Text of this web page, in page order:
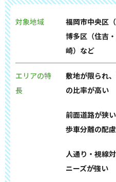
対象地域
福岡市中央区
博多区（住吉
崎）など
エリアの特
長
敷地が限られ
の比率が高い
前面道路が狭
歩車分離の配
人通り・視線
ニーズが強い